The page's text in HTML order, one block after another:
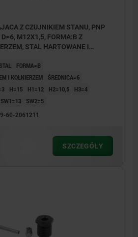
Z CZUJNIKIEM STANU, PNP
D=6, M12X1,5, FORMA:B Z
STAL HARTOWANE I
FORMA=B
I KOŁNIERZEM
ŚREDNICA=6
H=15 H1=12 H2=10,5
H3=4
SW1=13 SW2=5
60-2061211
SZCZEGÓŁY